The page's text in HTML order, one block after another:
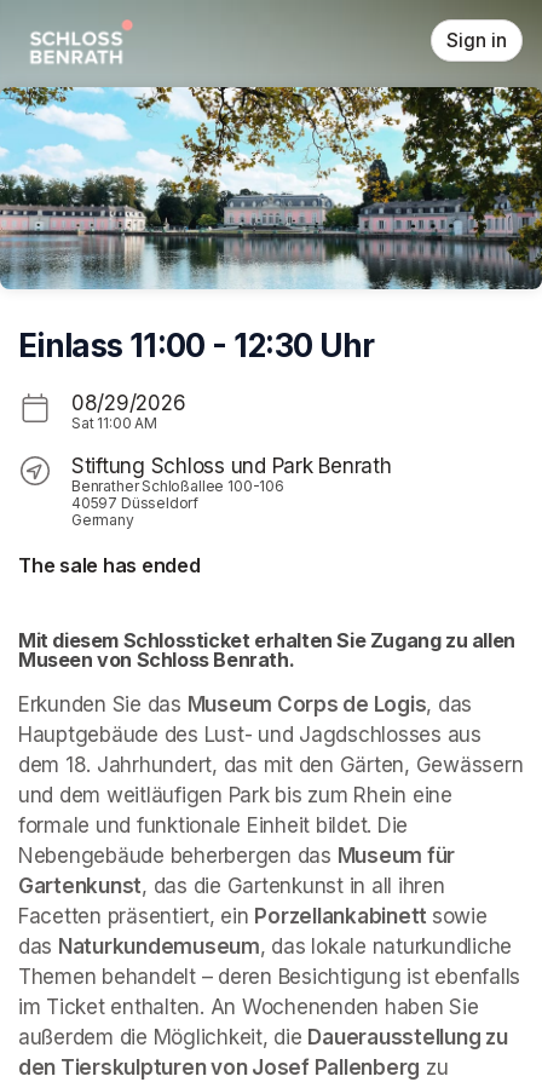
Sign in
Einlass 11:00 - 12:30 Uhr
08/29/2026
Sat 11:00 AM
Stiftung Schloss und Park Benrath
Benrather Schloßallee 100-106
40597 Düsseldorf
Germany
The sale has ended
Mit diesem Schlossticket erhalten Sie Zugang zu allen
Museen von Schloss Benrath.
Erkunden Sie das Museum Corps de Logis, das
Hauptgebäude des Lust- und Jagdschlosses aus
dem 18. Jahrhundert, das mit den Gärten, Gewässern
und dem weitläufigen Park bis zum Rhein eine
formale und funktionale Einheit bildet. Die
Nebengebäude beherbergen das Museum für
Gartenkunst, das die Gartenkunst in all ihren
Facetten präsentiert, ein Porzellankabinett sowie
das Naturkundemuseum, das lokale naturkundliche
Themen behandelt – deren Besichtigung ist ebenfalls
im Ticket enthalten. An Wochenenden haben Sie
außerdem die Möglichkeit, die Dauerausstellung zu
den Tierskulpturen von Josef Pallenberg zu